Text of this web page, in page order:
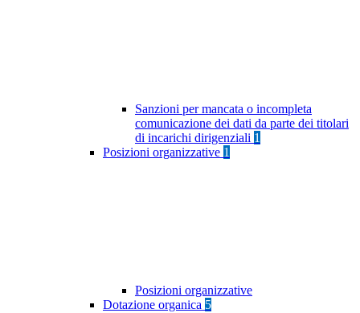
Sanzioni per mancata o incompleta
comunicazione dei dati da parte dei titolari
di incarichi dirigenziali 1
Posizioni organizzative 1
Posizioni organizzative
Dotazione organica 5